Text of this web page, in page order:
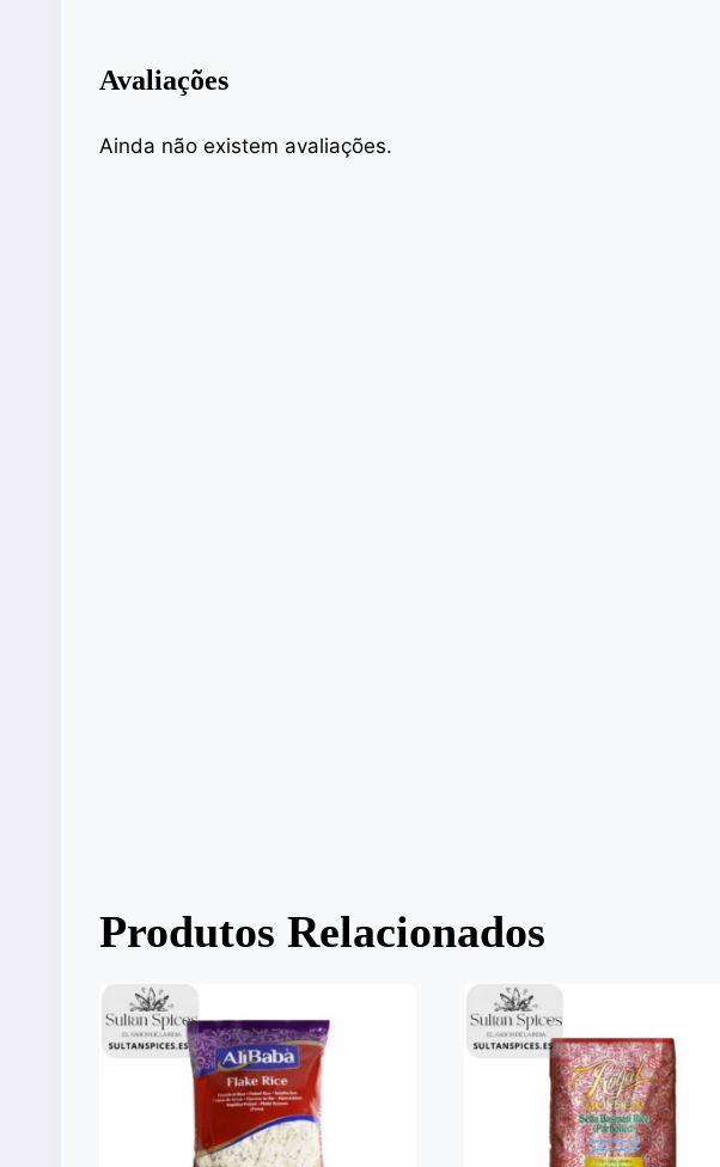
Avaliações
Ainda não existem avaliações.
Produtos Relacionados